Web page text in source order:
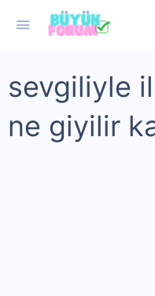
sevgiliyle
ne giyilir